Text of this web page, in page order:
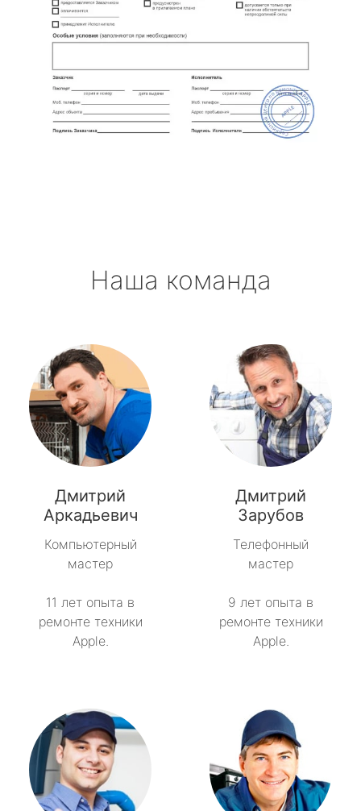
Наша команда
Дмитрий
Аркадьевич
Компьютерный
мастер
11 лет опыта в
ремонте техники
Apple.
Дмитрий
Зарубов
Телефонный
мастер
9 лет опыта в
ремонте техники
Apple.